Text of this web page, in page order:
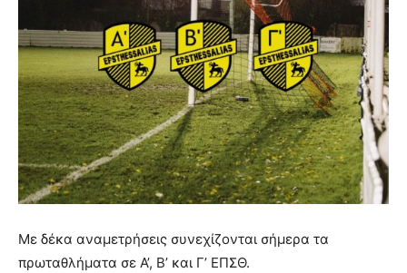
Με δέκα αναμετρήσεις συνεχίζονται σήμερα τα
πρωταθλήματα σε Α’, Β’ και Γ’ ΕΠΣΘ.